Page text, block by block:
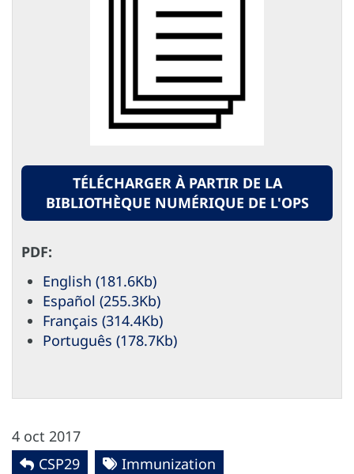
TÉLÉCHARGER À PARTIR DE LA
BIBLIOTHÈQUE NUMÉRIQUE DE L'OPS
PDF:
English (181.6Kb)
Español (255.3Kb)
Français (314.4Kb)
Português (178.7Kb)
4 oct 2017
CSP29
Immunization